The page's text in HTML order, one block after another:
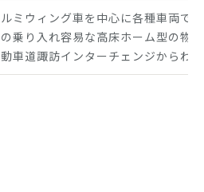
ミウィング車を中心に各種車両で
乗り入れ容易な高床ホーム型の物
車道諏訪インターチェンジからわ